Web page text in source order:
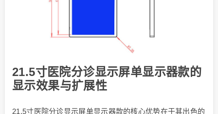
21.5寸医院分诊显示屏单显示器款的
显示效果与扩展性
21.5寸医院分诊显示屏单显示器款的核心优势在于其出色的